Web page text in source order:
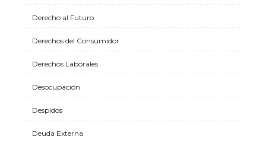
Derecho al Futuro
Derechos del Consumidor
Derechos Laborales
Desocupación
Despidos
Deuda Externa